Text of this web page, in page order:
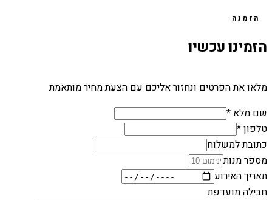
הזמנה
הזמינו עכשיו
מלאו את הפרטים ונחזור אליכם עם הצעת מחיר מותאמת
שם מלא *
טלפון *
כתובת למשלוח
מספר מנות
תאריך האירוע
חבילה מועדפת